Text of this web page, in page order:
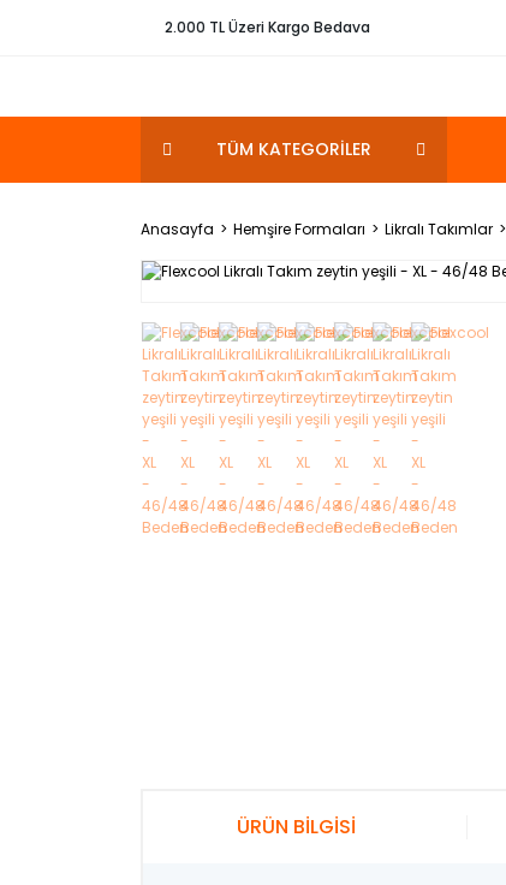
2.000 TL Üzeri Kargo Bedava
TÜM KATEGORİLER
Anasayfa Hemşire Formaları Likralı Takımlar
ÜRÜN BİLGİSİ